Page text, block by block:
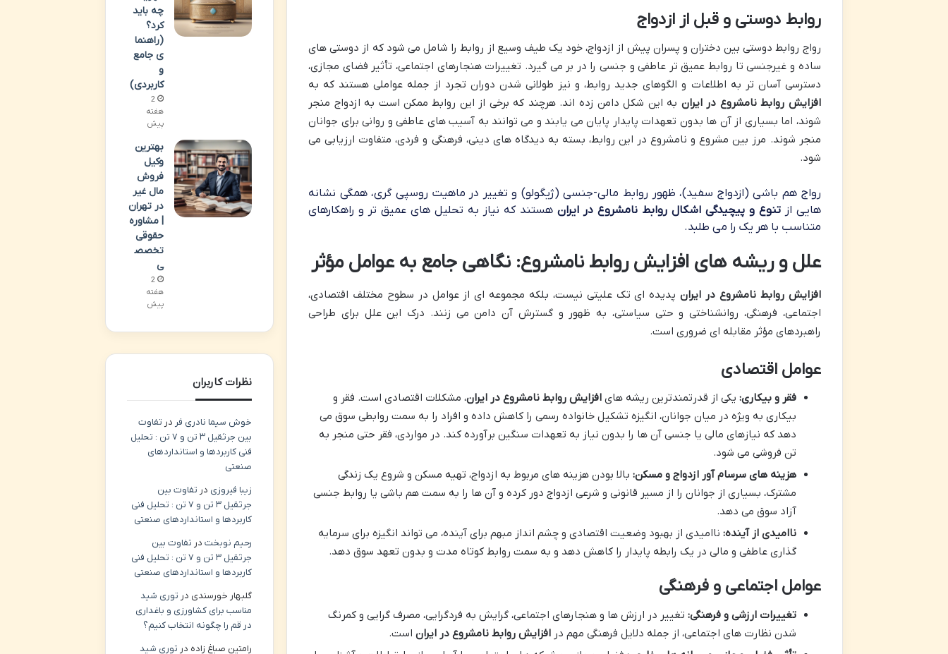
روابط دوستی و قبل از ازدواج
رواج روابط دوستی بین دختران و پسران پیش از ازدواج، خود یک طیف وسیع از روابط را شامل می شود که از دوستی های
ساده و غیرجنسی تا روابط عمیق تر عاطفی و جنسی را در بر می گیرد. تغییرات هنجارهای اجتماعی، تأثیر فضای مجازی،
دسترسی آسان تر به اطلاعات و الگوهای جدید روابط، و نیز طولانی شدن دوران تجرد از جمله عواملی هستند که به
افزایش روابط نامشروع در ایران به این شکل دامن زده اند. هرچند که برخی از این روابط ممکن است به ازدواج منجر
شوند، اما بسیاری از آن ها بدون تعهدات پایدار پایان می یابند و می توانند به آسیب های عاطفی و روانی برای جوانان
منجر شوند. مرز بین مشروع و نامشروع در این روابط، بسته به دیدگاه های دینی، فرهنگی و فردی، متفاوت ارزیابی می
شود.
رواج هم باشی (ازدواج سفید)، ظهور روابط مالی-جنسی (ژیگولو) و تغییر در ماهیت روسپی گری، همگی نشانه
هایی ازتنوع و پیچیدگی اشکال روابط نامشروع در ایران هستند که نیاز به تحلیل های عمیق تر و راهکارهای
متناسب با هر یک را می طلبد.
علل و ریشه های افزایش روابط نامشروع: نگاهی جامع به عوامل مؤثر
افزایش روابط نامشروع در ایرانپدیده ای تک علیتی نیست، بلکه مجموعه ای از عوامل در سطوح مختلف اقتصادی،
اجتماعی، فرهنگی، روانشناختی و حتی سیاستی، به ظهور و گسترش آن دامن می زنند. درک این علل برای طراحی
راهبردهای مؤثر مقابله ای ضروری است.
عوامل اقتصادی
فقر و بیکاری: یکی از قدرتمندترین ریشه هایافزایش روابط نامشروع در ایران، مشکلات اقتصادی است. فقر و
بیکاری به ویژه در میان جوانان، انگیزه تشکیل خانواده رسمی را کاهش داده و افراد را به سمت روابطی سوق می
دهد که نیازهای مالی یا جنسی آن ها را بدون نیاز به تعهدات سنگین برآورده کند. در مواردی، فقر حتی منجر به
تن فروشی می شود.
هزینه های سرسام آور ازدواج و مسکن: بالا بودن هزینه های مربوط به ازدواج، تهیه مسکن و شروع یک زندگی
مشترک، بسیاری از جوانان را از مسیر قانونی و شرعی ازدواج دور کرده و آن ها را به سمت هم باشی یا روابط جنسی
آزاد سوق می دهد.
ناامیدی از آینده: ناامیدی از بهبود وضعیت اقتصادی و چشم انداز مبهم برای آینده، می تواند انگیزه برای سرمایه
گذاری عاطفی و مالی در یک رابطه پایدار را کاهش دهد و به سمت روابط کوتاه مدت و بدون تعهد سوق دهد.
عوامل اجتماعی و فرهنگی
تغییرات ارزشی و فرهنگی: تغییر در ارزش ها و هنجارهای اجتماعی، گرایش به فردگرایی، مصرف گرایی و کمرنگ
شدن نظارت های اجتماعی، از جمله دلایل فرهنگی مهم درافزایش روابط نامشروع در ایران است.
چه باید
کرد؟
(راهنما
ی جامع
و
کاربردی)
2
هفته
پیش
بهترین
وکیل
فروش
مال غیر
در تهران
| مشاوره
حقوقی
تخصص
ی
2
هفته
پیش
نظرات کاربران
خوش سیما نادری فر در تفاوت
بین جرثقیل ۳ تن و ۷ تن : تحلیل
فنی کاربردها و استانداردهای
صنعتی
زیبا فیروزی در تفاوت بین
جرثقیل ۳ تن و ۷ تن : تحلیل فنی
کاربردها و استانداردهای صنعتی
رحیم نوبختدر تفاوت بین
جرثقیل ۳ تن و ۷ تن : تحلیل فنی
کاربردها و استانداردهای صنعتی
گلبهار خورسندی در توری شید
مناسب برای کشاورزی و باغداری
در قم را چگونه انتخاب کنیم؟
رامتین صباغ زاده در توری شید